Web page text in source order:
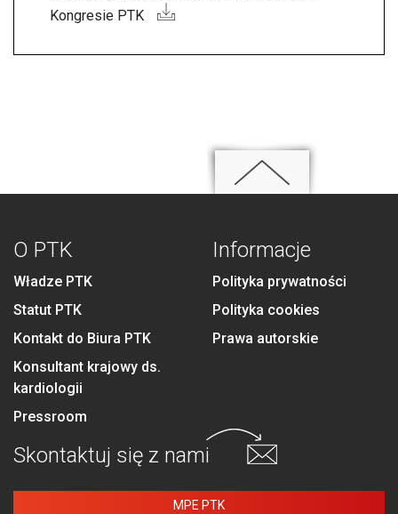
Kongresie PTK
O PTK
Władze PTK
Statut PTK
Kontakt do Biura PTK
Konsultant krajowy ds.
kardiologii
Pressroom
Informacje
Polityka prywatności
Polityka cookies
Prawa autorskie
Skontaktuj się z nami
MPE PTK